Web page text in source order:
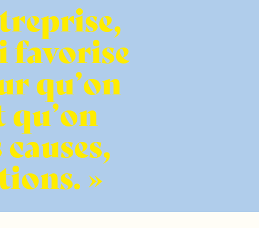
favorise
qu’on